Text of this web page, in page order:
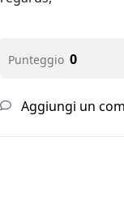
Punteggio 0
Aggiungi un